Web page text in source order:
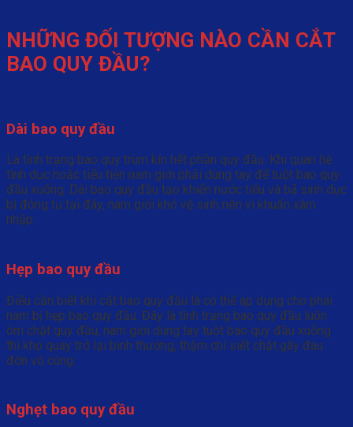
NHỮNG ĐỐI TƯỢNG NÀO CẦN CẮT
BAO QUY ĐẦU?
Dài bao quy đầu
Là tình trạng bao quy trùm kín hết phần quy đầu. Khi quan hệ
tình dục hoặc tiểu tiện nam giới phải dùng tay để tuột bao quy
đầu xuống. Dài bao quy đầu tạo khiến nước tiểu và bã sinh dục
bị đóng tụ tại đây, nam giới khó vệ sinh nên vi khuẩn xâm
nhập.
Hẹp bao quy đầu
Điều cần biết khi cắt bao quy đầu là có thể áp dụng cho phái
nam bị hẹp bao quy đầu. Đây là tình trạng bao quy đầu luôn
ôm chặt quy đầu, nam giới dùng tay tuột bao quy đầu xuống
thì khó quay trở lại bình thường, thậm chí siết chặt gây đau
đớn vô cùng.
Nghẹt bao quy đầu